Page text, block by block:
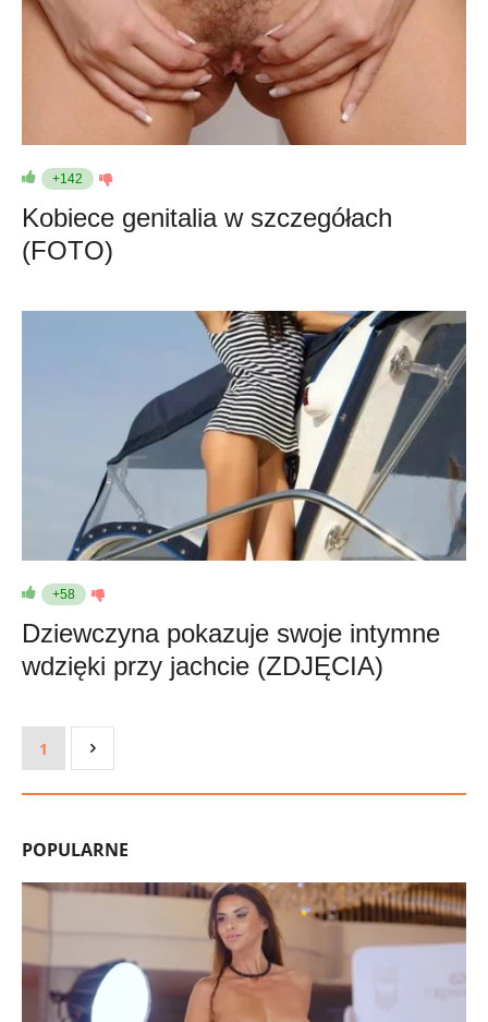
+142
Kobiece genitalia w szczegółach
(FOTO)
+58
Dziewczyna pokazuje swoje intymne
wdzięki przy jachcie (ZDJĘCIA)
1
POPULARNE